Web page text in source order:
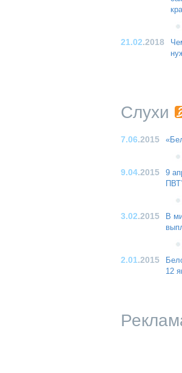
21.02.2018
Слухи
7.06.2015
9.04.2015
9
3.02.2015
В
2.01.2015
12